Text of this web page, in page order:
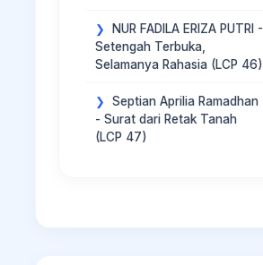
NUR FADILA ERIZA PUTRI -
Setengah Terbuka,
Selamanya Rahasia (LCP 46)
Septian Aprilia Ramadhan
- Surat dari Retak Tanah
(LCP 47)